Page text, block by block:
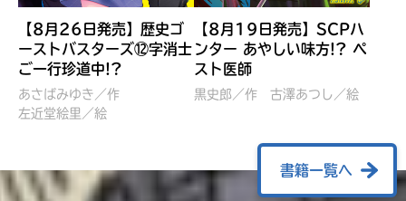
ぼくたちのマインクラフト
冒険記 エンチャント剣
VS暴走モブ
営委員会／協力
レッツゴー！まいぜんシス
ターズ とつぜん、王様に
佐久間さのすけ／絵
【8月26日発売】歴史ゴ
ーストバスターズ⑫字消士
ご一行珍道中!?
あさばみゆき／作
左近堂絵里／絵
【8月19日発売】SCPハ
ンター あやしい味方!? ペ
スト医師
黒史郎／作 古澤あつし／絵
書籍一覧へ